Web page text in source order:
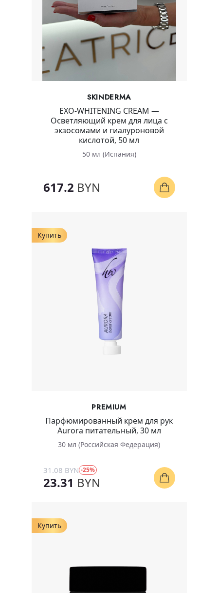
SKINDERMA
EXO-WHITENING CREAM —
Осветляющий крем для лица с
экзосомами и гиалуроновой
кислотой, 50 мл
50 мл (Испания)
617.2 BYN
Купить
PREMIUM
Парфюмированный крем для рук
Aurora питательный, 30 мл
30 мл (Российская Федерация)
31.08 BYN -25%
23.31 BYN
Купить